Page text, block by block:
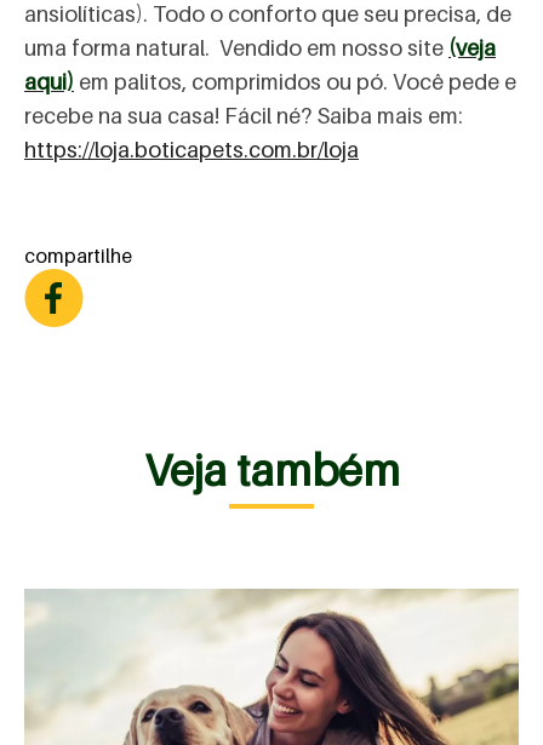
ansiolíticas). Todo o conforto que seu precisa, de
uma forma natural. Vendido em nosso site (veja
aqui) em palitos, comprimidos ou pó. Você pede e
recebe na sua casa! Fácil né? Saiba mais em:
https://loja.boticapets.com.br/loja
compartilhe
Veja também